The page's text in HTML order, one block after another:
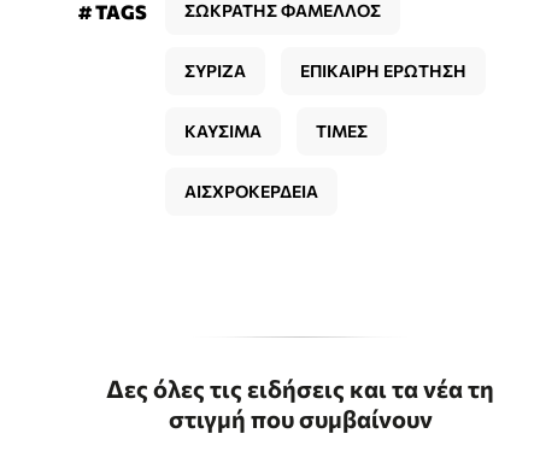
# TAGS ΣΩΚΡΑΤΗΣ ΦΑΜΕΛΛΟΣ
ΣΥΡΙΖΑ ΕΠΙΚΑΙΡΗ ΕΡΩΤΗΣΗ
ΚΑΥΣΙΜΑ ΤΙΜΕΣ
ΑΙΣΧΡΟΚΕΡΔΕΙΑ
Δες όλες τις ειδήσεις και τα νέα τη
στιγμή που συμβαίνουν